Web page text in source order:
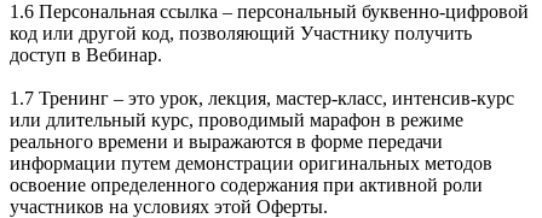
1.6 Персональная ссылка – персональный буквенно-цифровой
код или другой код, позволяющий Участнику получить
доступ в Вебинар.
1.7 Тренинг – это урок, лекция, мастер-класс, интенсив-курс
или длительный курс, проводимый марафон в режиме
реального времени и выражаются в форме передачи
информации путем демонстрации оригинальных методов
освоение определенного содержания при активной роли
участников на условиях этой Оферты.